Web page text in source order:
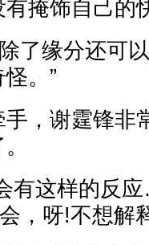
掩饰自己的
了缘分还可
。”
，谢霆锋非
有这样的反
，呀!不想解